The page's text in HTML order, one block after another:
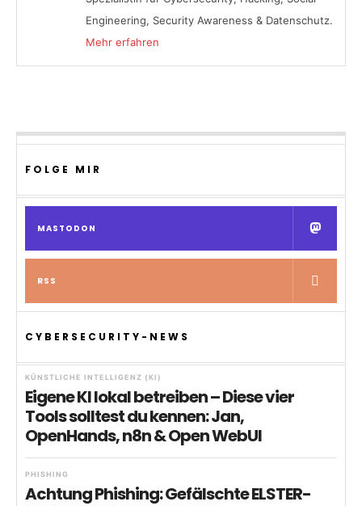
Engineering, Security Awareness & Datenschutz.
Mehr erfahren
FOLGE MIR
MASTODON
RSS
CYBERSECURITY-NEWS
KÜNSTLICHE INTELLIGENZ (KI)
Eigene KI lokal betreiben – Diese vier
Tools solltest du kennen: Jan,
OpenHands, n8n & Open WebUI
PHISHING
Achtung Phishing: Gefälschte ELSTER-